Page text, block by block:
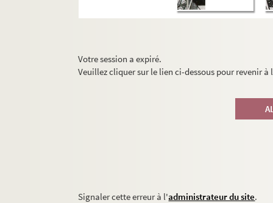
Votre session a expiré.
Veuillez cliquer sur le lien ci-dessous pour revenir
Signaler cette erreur à l'administrateur du site.